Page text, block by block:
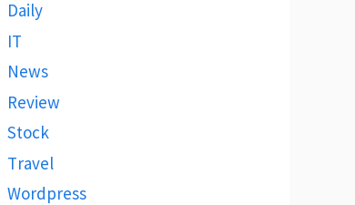
Daily
IT
News
Review
Stock
Travel
Wordpress